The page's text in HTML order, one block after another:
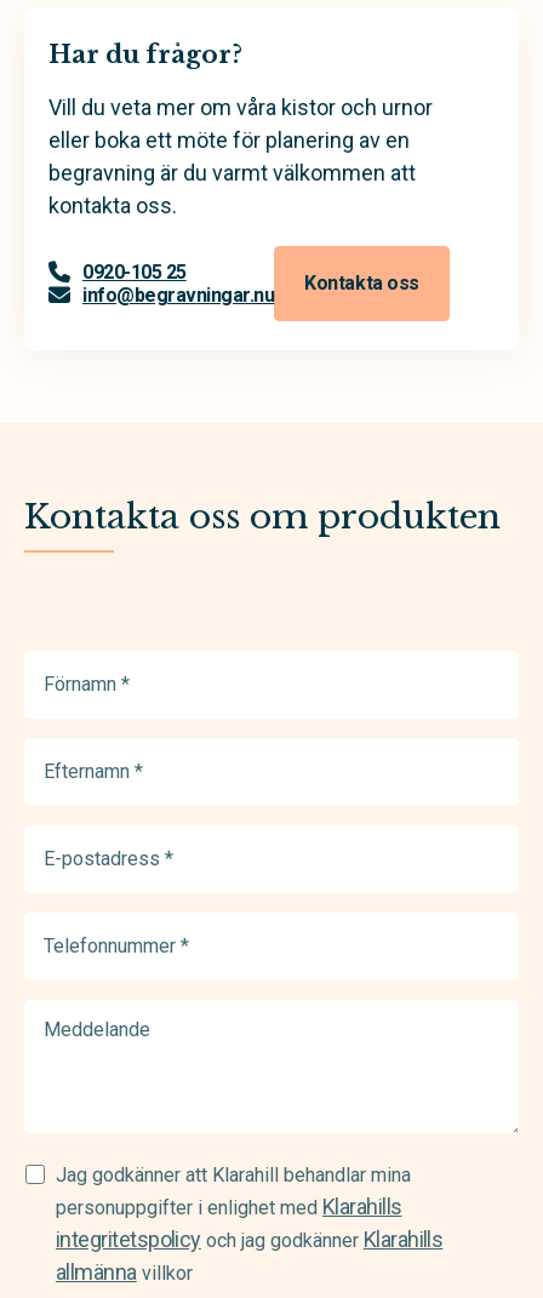
Har du frågor?
Vill du veta mer om våra kistor och urnor
eller boka ett möte för planering av en
begravning är du varmt välkommen att
kontakta oss.
0920-105 25
info@begravningar.nu
Kontakta oss
Kontakta oss om produkten
(Required)
(Required)
postadress
(Required)
Samtycke
(Required)
Jag godkänner att Klarahill behandlar mina
personuppgifter i enlighet med Klarahills
integritetspolicyoch jag godkänner Klarahills
allmännavillkor